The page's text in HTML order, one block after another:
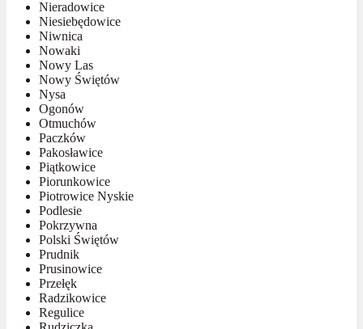
Nieradowice
Niesiebędowice
Niwnica
Nowaki
Nowy Las
Nowy Świętów
Nysa
Ogonów
Otmuchów
Paczków
Pakosławice
Piątkowice
Piorunkowice
Piotrowice Nyskie
Podlesie
Pokrzywna
Polski Świętów
Prudnik
Prusinowice
Przełęk
Radzikowice
Regulice